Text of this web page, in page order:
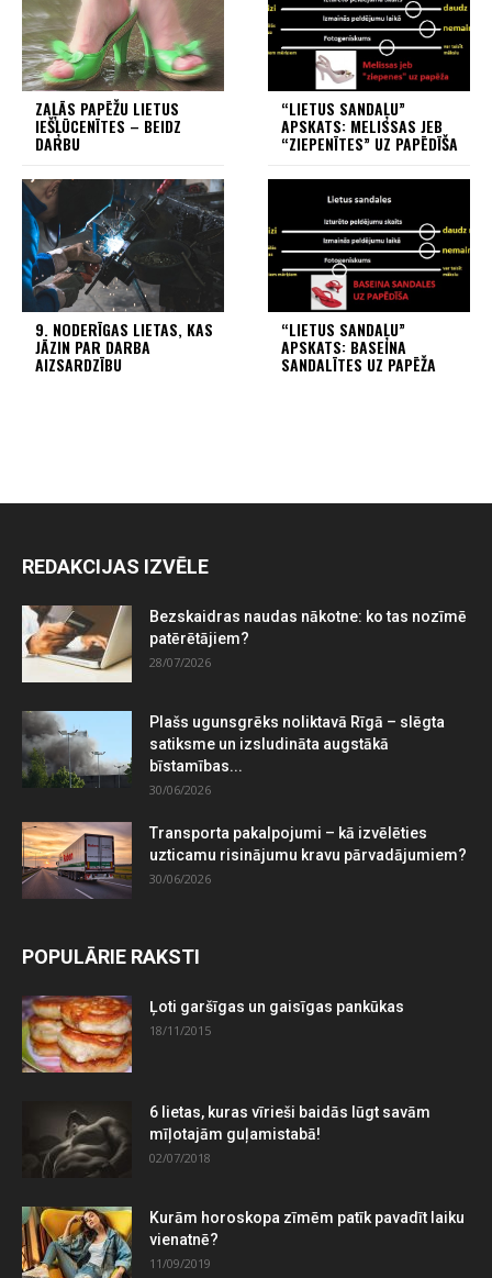
ZAĻĀS PAPĒŽU LIETUS
IEŠĻŪCENĪTES – BEIDZ
DARBU
“LIETUS SANDAĻU”
APSKATS: MELISSAS JEB
“ZIEPENĪTES” UZ PAPĒDĪŠA
9. NODERĪGAS LIETAS, KAS
JĀZIN PAR DARBA
AIZSARDZĪBU
“LIETUS SANDAĻU”
APSKATS: BASEINA
SANDALĪTES UZ PAPĒŽA
REDAKCIJAS IZVĒLE
Bezskaidras naudas nākotne: ko tas nozīmē
patērētājiem?
28/07/2026
Plašs ugunsgrēks noliktavā Rīgā – slēgta
satiksme un izsludināta augstākā
bīstamības...
30/06/2026
Transporta pakalpojumi – kā izvēlēties
uzticamu risinājumu kravu pārvadājumiem?
30/06/2026
POPULĀRIE RAKSTI
Ļoti garšīgas un gaisīgas pankūkas
18/11/2015
6 lietas, kuras vīrieši baidās lūgt savām
mīļotajām guļamistabā!
02/07/2018
Kurām horoskopa zīmēm patīk pavadīt laiku
vienatnē?
11/09/2019